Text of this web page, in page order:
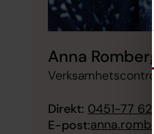
Anna Romberg
Direkt: 0451-77
E-post: